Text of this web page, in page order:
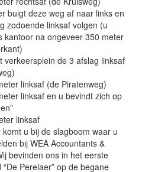
buigt deze weg af naar links en
zodoende linksaf volgen (u
kantoor na ongeveer 350 meter
verkeersplein de 3 afslag linksaf
linksaf (de Piratenweg)
linksaf en u bevindt zich op
linksaf
komt u bij de slagboom waar u
bij WEA Accountants &
bevinden ons in het eerste
Perelaer” op de begane